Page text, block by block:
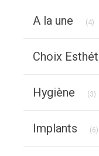
A la une (4)
Choix
Hygiène (3)
Implants (6)